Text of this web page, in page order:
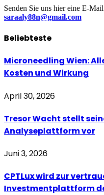
Senden Sie uns hier eine E-
saraaly88n@gmail.com
Beliebteste
Microneedling Wien:
Kosten und Wirkung
April 30, 2026
Tresor Wacht stellt
Analyseplattform vor
Juni 3, 2026
CPTLux wird zur
Investmentplattform